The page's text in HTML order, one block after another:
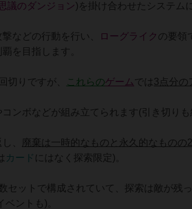
議のダンジョン )を掛け合わせたシステム
撃などの行動を行い、 ローグライク の要領
を目指します。
切りですが、 これらのゲームでは 3点分の
ンボなどが組み立てられます(引き切りも
、
廃棄は一時的なものと永久的なものの
カード にはなく探索限定)。
セットで構成されていて、探索は敵が残
ントも)。